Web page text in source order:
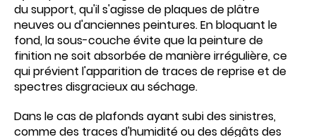
du support, qu'il s'agisse de plaques de plâtre
neuves ou d'anciennes peintures. En bloquant le
fond, la sous-couche évite que la peinture de
finition ne soit absorbée de manière irrégulière, ce
qui prévient l'apparition de traces de reprise et de
spectres disgracieux au séchage.
Dans le cas de plafonds ayant subi des sinistres,
comme des traces d'humidité ou des dégâts des